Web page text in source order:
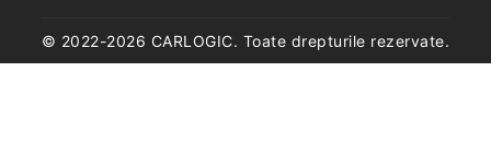
© 2022-2026 CARLOGIC. Toate drepturile rezervate.